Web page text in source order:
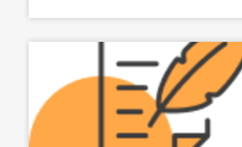
j）- 理想の人事へ、ショー
トカット